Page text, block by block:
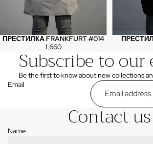
ПРЕСТИЛКА FRANKFURT #014
1,660
Sold out
Subscribe to our
Be the first to know about new collections
Email
Contact us
Name